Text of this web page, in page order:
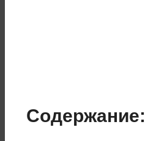
Содержание: